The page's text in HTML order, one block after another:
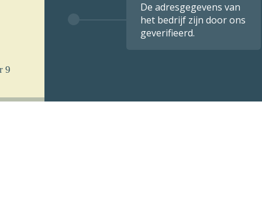
De adresgegevens van
het bedrijf zijn door ons
geverifieerd.
9